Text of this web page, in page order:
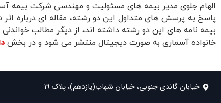
الهام جلوی مدیر بیمه های مسئولیت و مهندسی شرکت بیمه
پاسخ به پرسش های متداول این دو رشته، مقاله ای درباره
بیمه نامه های این دو رشته داشته اند، از دیگر مطالب خواندنی
خانواده آسماری به صورت دیجیتال منتشر می شود و در بخش
خیابان گاندی جنوبی، خیابان شهاب(یازدهم)، پلاک ۱۹